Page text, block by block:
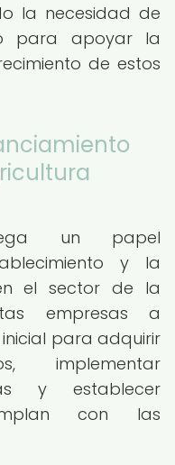
la necesidad de
para apoyar la
de estos
un papel
y la
el sector de la
empresas a
para adquirir
implementar
y establecer
con las